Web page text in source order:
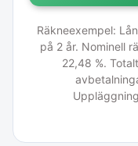
Räkneexempel:
på 2 år. Nominell
22,48 %.